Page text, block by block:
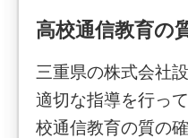
高校通信教育の
三重県の株式会社
適切な指導を行っ
校通信教育の質の